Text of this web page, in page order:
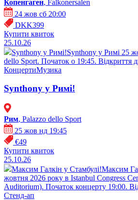
Копенгаген, Falkonersalen
24 жов сб 20:00
DKK399
Купити квиток
25.10.26
Synthony у Римі!Synthony у Римі 25
dello Sport. Початок о 19:45. Відкриття
КонцертиМузика
Synthony у Римі!
Рим, Palazzo dello Sport
25 жов нд 19:45
€49
Купити квиток
25.10.26
Максим Галкін у Стамбулі!Максим
жовтня 2026 року в Istanbul Congress
Auditorium). Початок концерту 19:00.
Стенд-ап